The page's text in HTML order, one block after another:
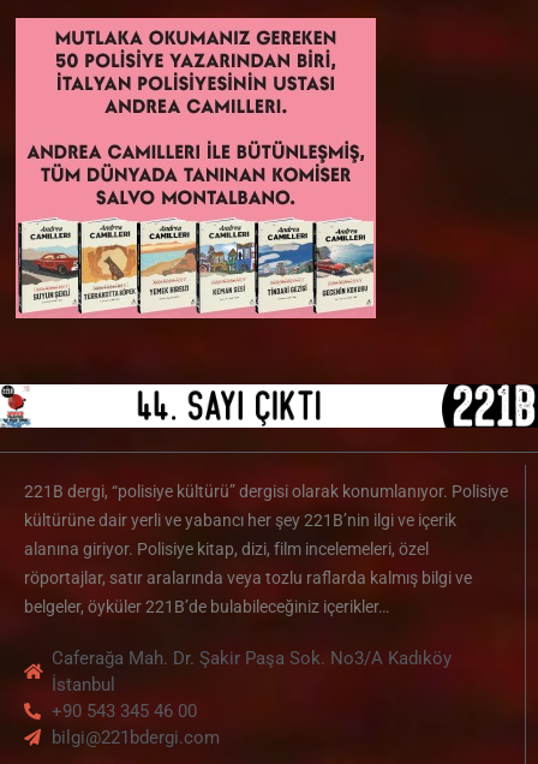
221B dergi, “polisiye kültürü” dergisi olarak konumlanıyor. Polisiye
kültürüne dair yerli ve yabancı her şey 221B’nin ilgi ve içerik
alanına giriyor. Polisiye kitap, dizi, film incelemeleri, özel
röportajlar, satır aralarında veya tozlu raflarda kalmış bilgi ve
belgeler, öyküler 221B’de bulabileceğiniz içerikler…
Caferağa Mah. Dr. Şakir Paşa Sok. No3/A Kadıköy
İstanbul
+90 543 345 46 00
bilgi@221bdergi.com